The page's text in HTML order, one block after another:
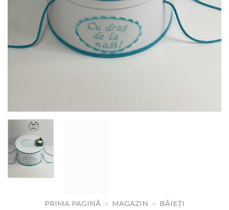
PRIMA PAGINĂ » MAGAZIN » BĂIEȚI